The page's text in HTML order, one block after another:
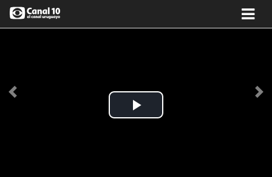
Play
Anterior